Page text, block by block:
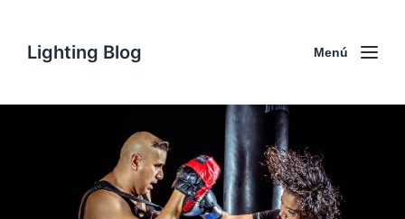
Lighting Blog Menú